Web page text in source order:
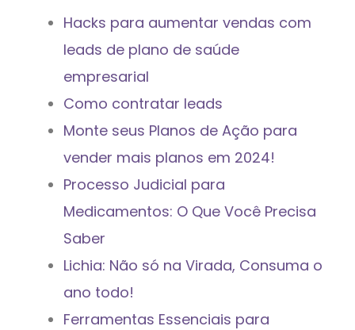
Hacks para aumentar vendas com
leads de plano de saúde
empresarial
Como contratar leads
Monte seus Planos de Ação para
vender mais planos em 2024!
Processo Judicial para
Medicamentos: O Que Você Precisa
Saber
Lichia: Não só na Virada, Consuma o
ano todo!
Ferramentas Essenciais para